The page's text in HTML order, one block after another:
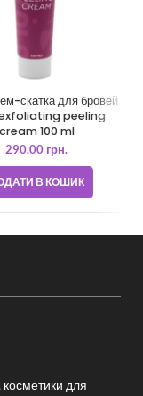
скатка для бровей
peeling
cream 100 ml
290.00 грн.
В КОШИК
косметики для